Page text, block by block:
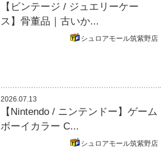
【ビンテージ / ジュエリーケー
ス】骨董品｜古いか...
シュロアモール筑紫野店
2026.07.13
【Nintendo / ニンテンドー】ゲーム
ボーイカラー C...
シュロアモール筑紫野店